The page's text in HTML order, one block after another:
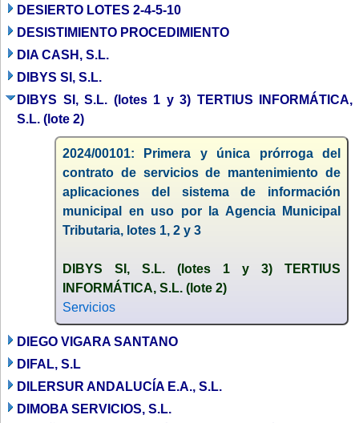
DESIERTO LOTES 2-4-5-10
DESISTIMIENTO PROCEDIMIENTO
DIA CASH, S.L.
DIBYS SI, S.L.
DIBYS SI, S.L. (lotes 1 y 3) TERTIUS INFORMÁTICA,
S.L. (lote 2)
2024/00101: Primera y única prórroga del
contrato de servicios de mantenimiento de
aplicaciones del sistema de información
municipal en uso por la Agencia Municipal
Tributaria, lotes 1, 2 y 3
DIBYS SI, S.L. (lotes 1 y 3) TERTIUS
INFORMÁTICA, S.L. (lote 2)
Servicios
DIEGO VIGARA SANTANO
DIFAL, S.L
DILERSUR ANDALUCÍA E.A., S.L.
DIMOBA SERVICIOS, S.L.